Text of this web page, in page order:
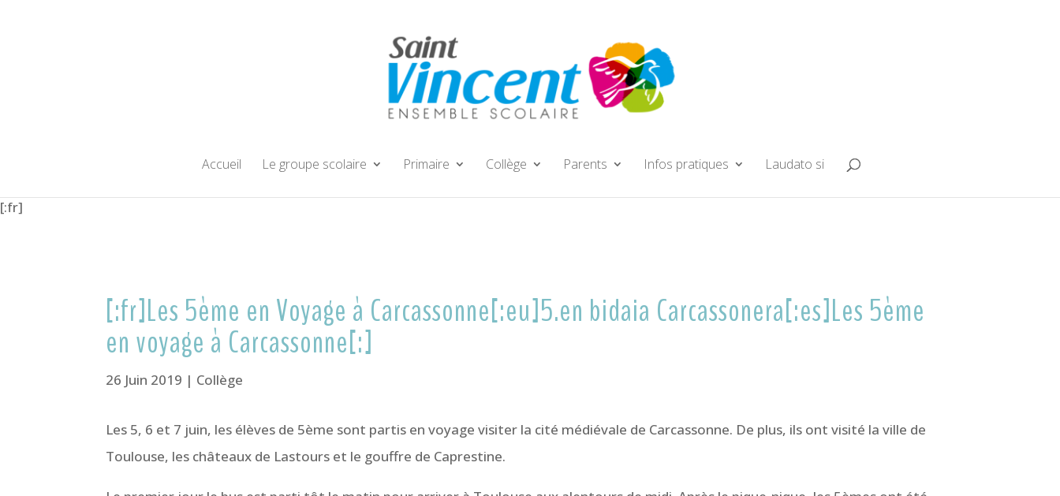
Accueil Le groupe scolaire Primaire Collège Parents Infos pratiques Laudato si
[:fr]
[:fr]Les 5ème en Voyage à Carcassonne[:eu]5.en bidaia Carcassonera[:es]Les 5ème
en voyage à Carcassonne[:]
26 Juin 2019 | Collège
Les 5, 6 et 7 juin, les élèves de 5ème sont partis en voyage visiter la cité médiévale de Carcassonne. De plus, ils ont visité la ville de
Toulouse, les châteaux de Lastours et le gouffre de Caprestine.